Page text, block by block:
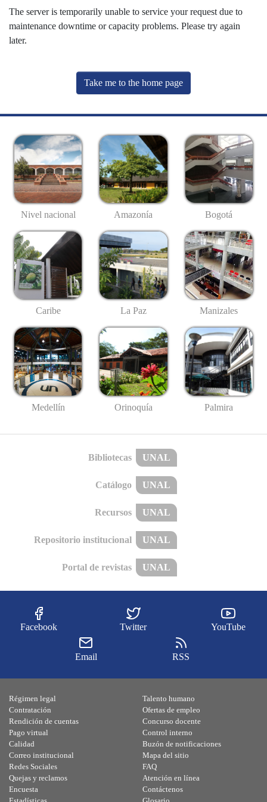
The server is temporarily unable to service your request due to
maintenance downtime or capacity problems. Please try again
later.
Take me to the home page
Nivel nacional Amazonía Bogotá
Caribe La Paz Manizales
Medellín Orinoquía Palmira
Bibliotecas UNAL
Catálogo UNAL
Recursos UNAL
Repositorio institucional UNAL
Portal de revistas UNAL
Facebook Twitter YouTube
Email RSS
Régimen legal
Contratación
Rendición de cuentas
Pago virtual
Calidad
Talento humano
Ofertas de empleo
Concurso docente
Control interno
Buzón de notificaciones
Correo institucional
Redes Sociales
Quejas y reclamos
Encuesta
Mapa del sitio
FAQ
Atención en línea
Contáctenos